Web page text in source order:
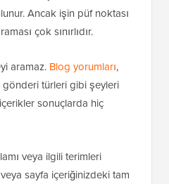
Ancak işin püf noktası
çok sınırlıdır.
aramaz. Blog yorumları,
türleri gibi şeyleri
sonuçlarda hiç
veya ilgili terimleri
sayfa içeriğinizdeki tam